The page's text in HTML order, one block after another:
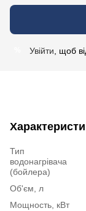
Увійти , щоб
Тип
водонагрівача
(бойлера)
Об'єм, л
Мощность, кВт